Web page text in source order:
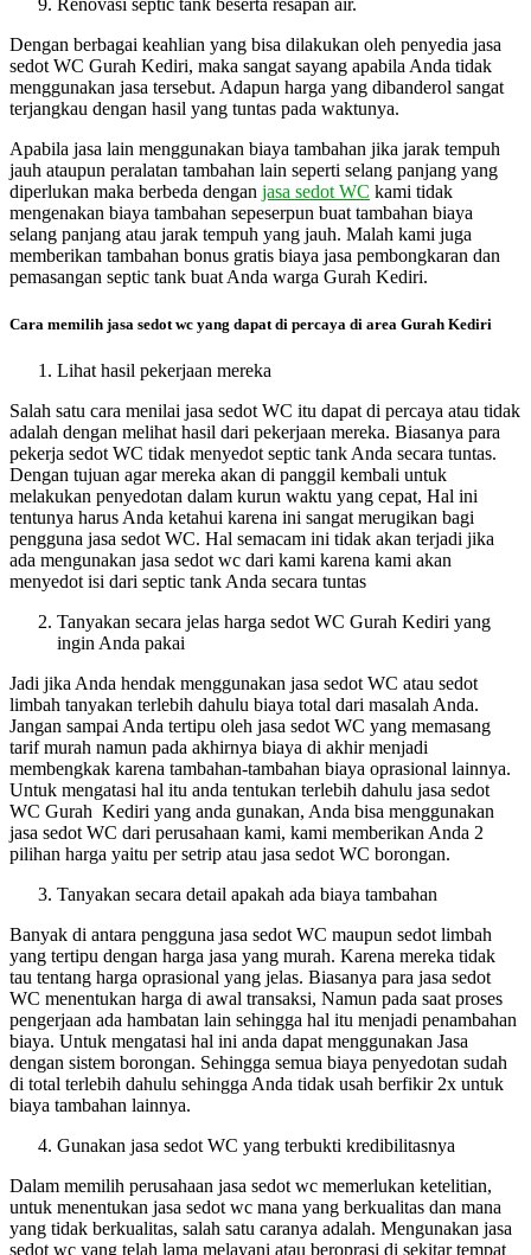
Renovasi septic tank beserta resapan air.
Dengan berbagai keahlian yang bisa dilakukan oleh penyedia jasa
sedot WC Gurah Kediri, maka sangat sayang apabila Anda tidak
menggunakan jasa tersebut. Adapun harga yang dibanderol sangat
terjangkau dengan hasil yang tuntas pada waktunya.
Apabila jasa lain menggunakan biaya tambahan jika jarak tempuh
jauh ataupun peralatan tambahan lain seperti selang panjang yang
diperlukan maka berbeda dengan jasa sedot WC kami tidak
mengenakan biaya tambahan sepeserpun buat tambahan biaya
selang panjang atau jarak tempuh yang jauh. Malah kami juga
memberikan tambahan bonus gratis biaya jasa pembongkaran dan
pemasangan septic tank buat Anda warga Gurah Kediri.
Cara memilih jasa sedot wc yang dapat di percaya di area Gurah Kediri
Lihat hasil pekerjaan mereka
Salah satu cara menilai jasa sedot WC itu dapat di percaya atau tidak
adalah dengan melihat hasil dari pekerjaan mereka. Biasanya para
pekerja sedot WC tidak menyedot septic tank Anda secara tuntas.
Dengan tujuan agar mereka akan di panggil kembali untuk
melakukan penyedotan dalam kurun waktu yang cepat, Hal ini
tentunya harus Anda ketahui karena ini sangat merugikan bagi
pengguna jasa sedot WC. Hal semacam ini tidak akan terjadi jika
ada mengunakan jasa sedot wc dari kami karena kami akan
menyedot isi dari septic tank Anda secara tuntas
Tanyakan secara jelas harga sedot WC Gurah Kediri yang
ingin Anda pakai
Jadi jika Anda hendak menggunakan jasa sedot WC atau sedot
limbah tanyakan terlebih dahulu biaya total dari masalah Anda.
Jangan sampai Anda tertipu oleh jasa sedot WC yang memasang
tarif murah namun pada akhirnya biaya di akhir menjadi
membengkak karena tambahan-tambahan biaya oprasional lainnya.
Untuk mengatasi hal itu anda tentukan terlebih dahulu jasa sedot
WC Gurah Kediri yang anda gunakan, Anda bisa menggunakan
jasa sedot WC dari perusahaan kami, kami memberikan Anda 2
pilihan harga yaitu per setrip atau jasa sedot WC borongan.
Tanyakan secara detail apakah ada biaya tambahan
Banyak di antara pengguna jasa sedot WC maupun sedot limbah
yang tertipu dengan harga jasa yang murah. Karena mereka tidak
tau tentang harga oprasional yang jelas. Biasanya para jasa sedot
WC menentukan harga di awal transaksi, Namun pada saat proses
pengerjaan ada hambatan lain sehingga hal itu menjadi penambahan
biaya. Untuk mengatasi hal ini anda dapat menggunakan Jasa
dengan sistem borongan. Sehingga semua biaya penyedotan sudah
di total terlebih dahulu sehingga Anda tidak usah berfikir 2x untuk
biaya tambahan lainnya.
Gunakan jasa sedot WC yang terbukti kredibilitasnya
Dalam memilih perusahaan jasa sedot wc memerlukan ketelitian,
untuk menentukan jasa sedot wc mana yang berkualitas dan mana
yang tidak berkualitas, salah satu caranya adalah. Mengunakan jasa
sedot wc yang telah lama melayani atau beroprasi di sekitar tempat